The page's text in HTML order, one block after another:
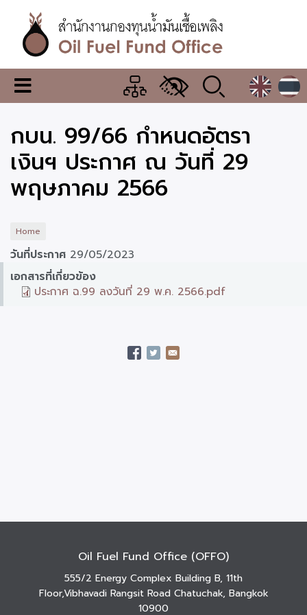
content
สำนักงาน
กองทุน
น้ำมัน
เชื้อ
เพลิง
เมนู
เปลี่ยน
แสดง
ผล
กบน. 99/66 กำหนดอัตรา
เงินฯ ประกาศ ณ วันที่ 29
พฤษภาคม 2566
Home
วันที่ประกาศ 29/05/2023
เอกสารที่เกี่ยวข้อง
ประกาศ ฉ.99 ลงวันที่ 29 พ.ค. 2566.pdf
Oil Fuel Fund Office (OFFO)
555/2 Energy Complex Building B, 11th
Floor,Vibhavadi Rangsit Road Chatuchak, Bangkok
10900